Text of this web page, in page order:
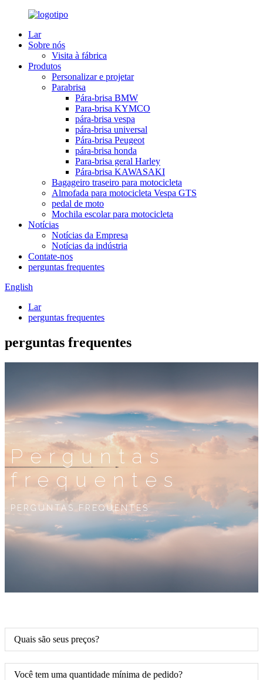
Lar
Sobre nós
Visita à fábrica
Produtos
Personalizar e projetar
Parabrisa
Pára-brisa BMW
Para-brisa KYMCO
pára-brisa vespa
pára-brisa universal
Pára-brisa Peugeot
pára-brisa honda
Para-brisa geral Harley
Pára-brisa KAWASAKI
Bagageiro traseiro para motocicleta
Almofada para motocicleta Vespa GTS
pedal de moto
Mochila escolar para motocicleta
Notícias
Notícias da Empresa
Notícias da indústria
Contate-nos
perguntas frequentes
English
Lar
perguntas frequentes
perguntas frequentes
Perguntas
frequentes
PERGUNTAS FREQUENTES
Quais são seus preços?
Você tem uma quantidade mínima de pedido?